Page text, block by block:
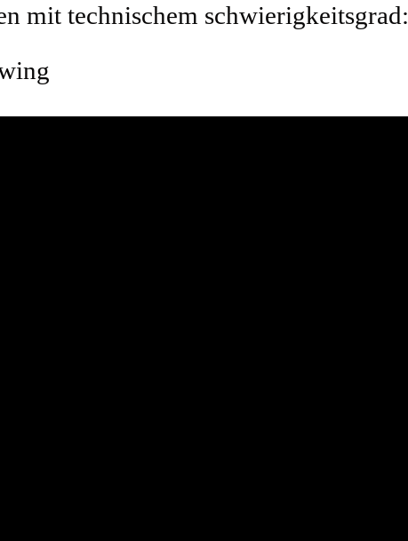
mit technischem schwierigkeitsgrad: